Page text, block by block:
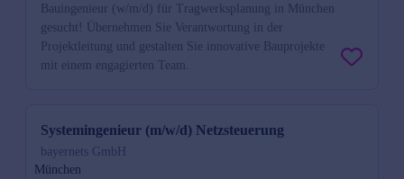
Bauingenieur (w/m/d) für Tragwerksplanung in München
gesucht! Übernehmen Sie Verantwortung in der
Projektleitung und gestalten Sie innovative Bauprojekte
mit einem engagierten Team.
Systemingenieur (m/w/d) Netzsteuerung
bayernets GmbH
München